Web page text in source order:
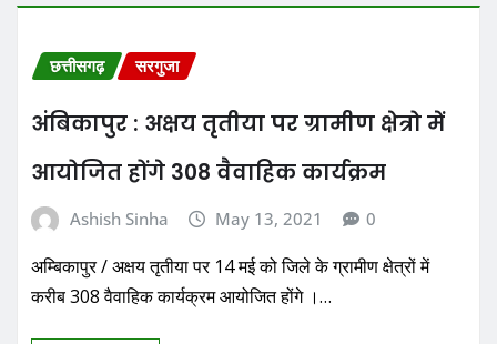
छत्तीसगढ़ सरगुजा
अंबिकापुर : अक्षय तृतीया पर ग्रामीण क्षेत्रो में
आयोजित होंगे 308 वैवाहिक कार्यक्रम
Ashish Sinha May 13, 2021 0
अम्बिकापुर / अक्षय तृतीया पर 14 मई को जिले के ग्रामीण क्षेत्रों में
करीब 308 वैवाहिक कार्यक्रम आयोजित होंगे ।…